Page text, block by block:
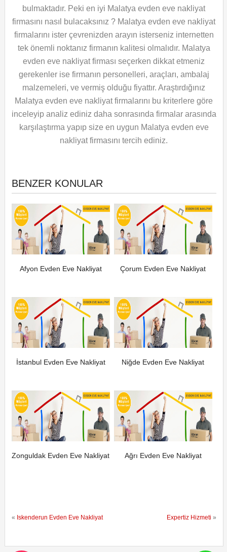
bulmaktadır. Peki en iyi Malatya evden eve nakliyat
firmasını nasıl bulacaksınız ? Malatya evden eve nakliyat
firmalarını ister çevrenizden arayın isterseniz internetten
tek önemli noktanız firmanın kalitesi olmalıdır. Malatya
evden eve nakliyat firması seçerken dikkat etmeniz
gerekenler ise firmanın personelleri, araçları, ambalaj
malzemeleri, ve vermiş olduğu fiyattır. Araştırdığınız
Malatya evden eve nakliyat firmalarını bu kriterlere göre
inceleyip analiz ediniz daha sonrasında firmalar arasında
karşılaştırma yapıp size en uygun Malatya evden eve
nakliyat firmasını tercih ediniz.
BENZER KONULAR
Afyon Evden Eve Nakliyat Çorum Evden Eve Nakliyat
İstanbul Evden Eve Nakliyat Niğde Evden Eve Nakliyat
Zonguldak Evden Eve Nakliyat Ağrı Evden Eve Nakliyat
« İskenderun Evden Eve Nakliyat Expertiz Hizmeti »